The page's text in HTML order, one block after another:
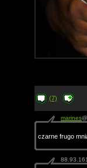
(7)
marines
czarne frugo